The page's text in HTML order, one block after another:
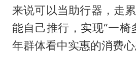
来说可以当助行器，走
能自己推行，实现“一椅
年群体看中实惠的消费心